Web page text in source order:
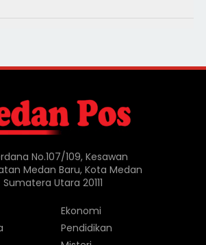
No.107/109, Kesawan
Medan Baru, Kota Medan
Sumatera Utara 20111
Ekonomi
Pendidikan